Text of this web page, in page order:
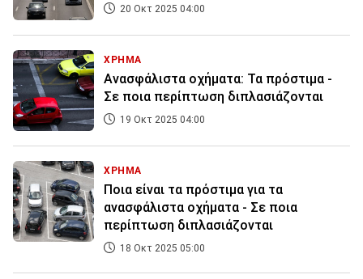
20 Οκτ 2025 04:00
ΧΡΗΜΑ
Aνασφάλιστα οχήματα: Τα πρόστιμα -
Σε ποια περίπτωση διπλασιάζονται
19 Οκτ 2025 04:00
ΧΡΗΜΑ
Ποια είναι τα πρόστιμα για τα
ανασφάλιστα οχήματα - Σε ποια
περίπτωση διπλασιάζονται
18 Οκτ 2025 05:00